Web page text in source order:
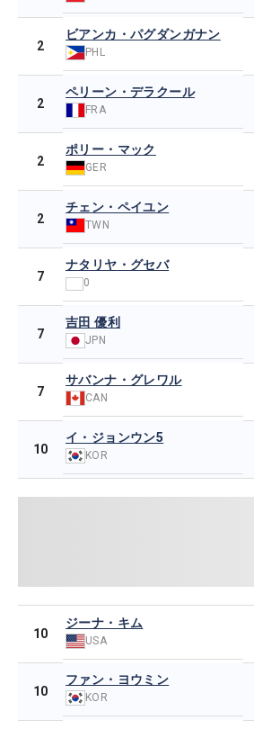
2
ビアンカ・パグダンガナン
PHL
2
ペリーン・デラクール
FRA
2
ポリー・マック
GER
2
チェン・ペイユン
TWN
7
ナタリヤ・グセバ
0
7
吉田 優利
JPN
7
サバンナ・グレワル
CAN
10
イ・ジョンウン5
KOR
10
ジーナ・キム
USA
10
ファン・ヨウミン
KOR